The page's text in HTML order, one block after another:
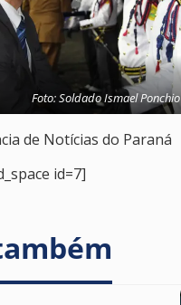
Foto: Soldado Ismael Ponchio
de Notícias do Paraná
id=7]